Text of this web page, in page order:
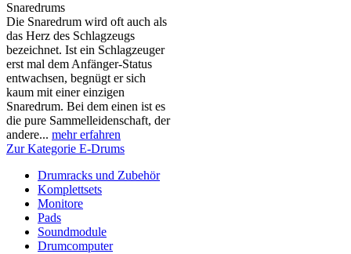
Snaredrums
Die Snaredrum wird oft auch als
das Herz des Schlagzeugs
bezeichnet. Ist ein Schlagzeuger
erst mal dem Anfänger-Status
entwachsen, begnügt er sich
kaum mit einer einzigen
Snaredrum. Bei dem einen ist es
die pure Sammelleidenschaft, der
andere... mehr erfahren
Zur Kategorie E-Drums
Drumracks und Zubehör
Komplettsets
Monitore
Pads
Soundmodule
Drumcomputer